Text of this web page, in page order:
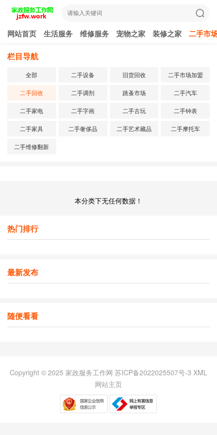
网站首页 生活服务 维修服务 宠物之家 装修之家 二手市
栏目导航
全部 二手设备 旧货回收 二手市场加盟
二手回收 二手调剂 跳蚤市场 二手汽车
二手家电 二手字画 二手古玩 二手钟表
二手家具 二手奢侈品 二手艺术藏品 二手摩托车
二手维修翻新
本分类下无任何数据！
热门排行
最新发布
随便看看
Copyright © 2025 家政服务工作网 苏ICP备2022025507号-3 XML
网站主页